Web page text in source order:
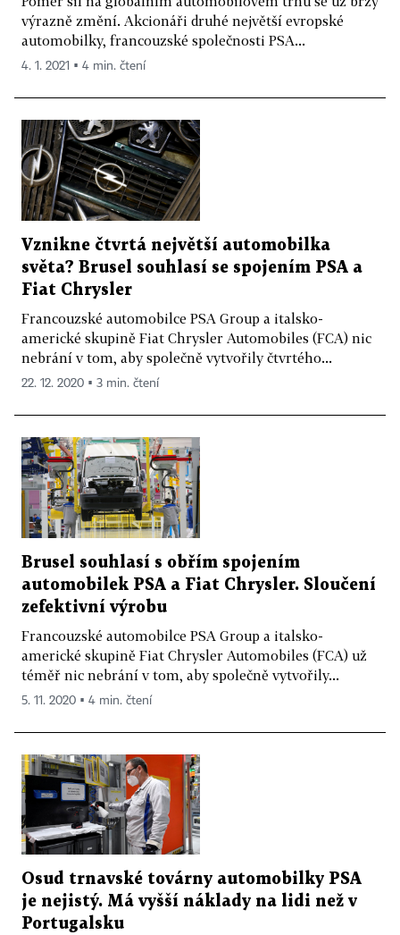
výrazně změní. Akcionáři druhé největší evropské
automobilky, francouzské společnosti PSA...
4. 1. 2021 ▪ 4 min. čtení
Vznikne čtvrtá největší automobilka
světa? Brusel souhlasí se spojením PSA a
Fiat Chrysler
Francouzské automobilce PSA Group a italsko-
americké skupině Fiat Chrysler Automobiles (FCA) nic
nebrání v tom, aby společně vytvořily čtvrtého...
22. 12. 2020 ▪ 3 min. čtení
Brusel souhlasí s obřím spojením
automobilek PSA a Fiat Chrysler. Sloučení
zefektivní výrobu
Francouzské automobilce PSA Group a italsko-
americké skupině Fiat Chrysler Automobiles (FCA) už
téměř nic nebrání v tom, aby společně vytvořily...
5. 11. 2020 ▪ 4 min. čtení
Osud trnavské továrny automobilky PSA
je nejistý. Má vyšší náklady na lidi než v
Portugalsku